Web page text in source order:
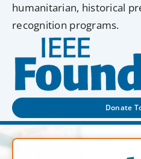
humanitarian, historical
recognition programs.
Donate